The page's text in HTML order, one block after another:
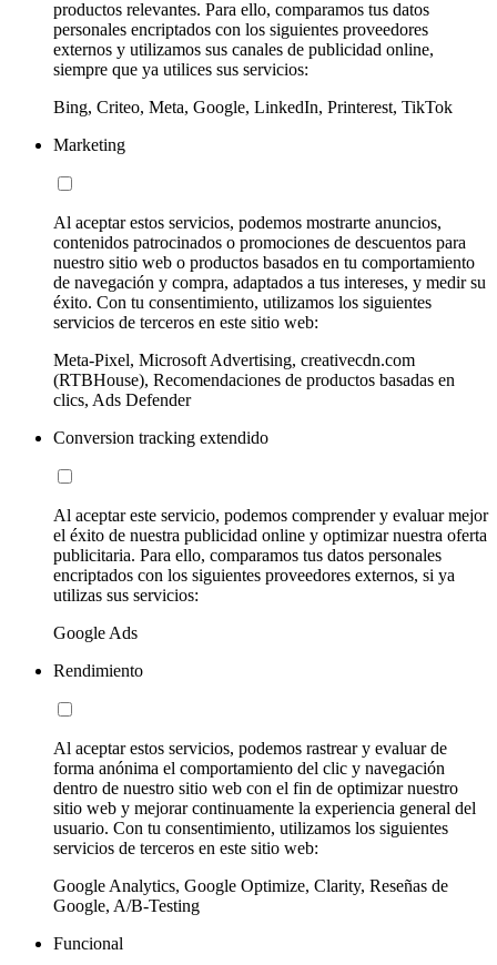
productos relevantes. Para ello, comparamos tus datos
personales encriptados con los siguientes proveedores
externos y utilizamos sus canales de publicidad online,
siempre que ya utilices sus servicios:
Bing, Criteo, Meta, Google, LinkedIn, Printerest, TikTok
Marketing
Al aceptar estos servicios, podemos mostrarte anuncios,
contenidos patrocinados o promociones de descuentos para
nuestro sitio web o productos basados en tu comportamiento
de navegación y compra, adaptados a tus intereses, y medir su
éxito. Con tu consentimiento, utilizamos los siguientes
servicios de terceros en este sitio web:
Meta-Pixel, Microsoft Advertising, creativecdn.com
(RTBHouse), Recomendaciones de productos basadas en
clics, Ads Defender
Conversion tracking extendido
Al aceptar este servicio, podemos comprender y evaluar mejor
el éxito de nuestra publicidad online y optimizar nuestra oferta
publicitaria. Para ello, comparamos tus datos personales
encriptados con los siguientes proveedores externos, si ya
utilizas sus servicios:
Google Ads
Rendimiento
Al aceptar estos servicios, podemos rastrear y evaluar de
forma anónima el comportamiento del clic y navegación
dentro de nuestro sitio web con el fin de optimizar nuestro
sitio web y mejorar continuamente la experiencia general del
usuario. Con tu consentimiento, utilizamos los siguientes
servicios de terceros en este sitio web:
Google Analytics, Google Optimize, Clarity, Reseñas de
Google, A/B-Testing
Funcional